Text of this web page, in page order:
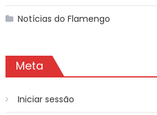
Notícias do Flamengo
Meta
Iniciar sessão